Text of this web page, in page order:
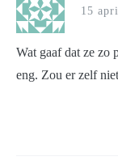
15
Wat gaaf dat ze zo
eng. Zou er zelf